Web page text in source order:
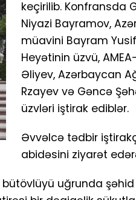
keçirilib. Konfransda
Niyazi Bayramov,
müavini Bayram
Heyətinin üzvü,
Əliyev, Azərbaycan
Rzayev və Gəncə
üzvləri iştirak ediblər.
Əvvəlcə tədbir
abidəsini ziyarət
uğrunda